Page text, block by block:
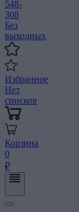
548-
308
Без
выходных
Избранное
Нет
списков
Корзина
0
₽